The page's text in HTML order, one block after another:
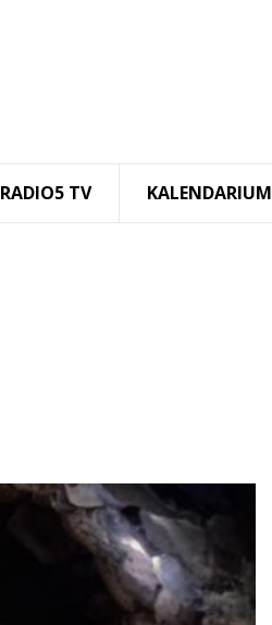
RADIO5 TV KALENDARIUM